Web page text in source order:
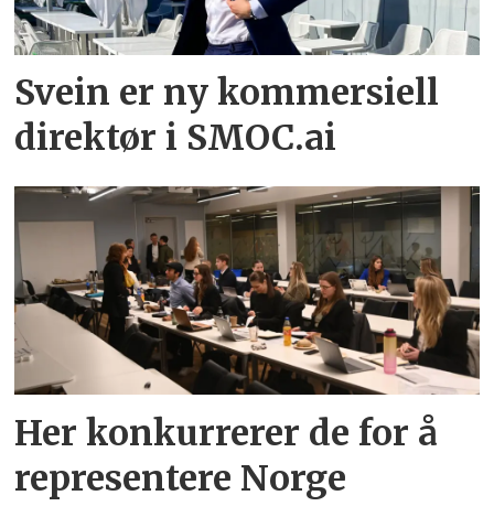
Svein er ny kommersiell
direktør i SMOC.ai
Her konkurrerer de for å
representere Norge